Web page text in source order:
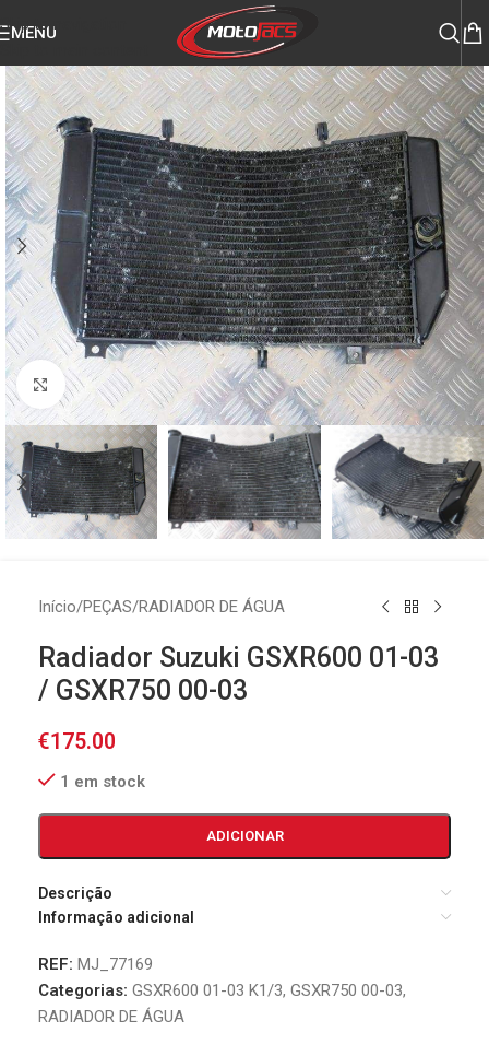
Skip to navigation
MENU
Click to enlarge
Início/PEÇAS/RADIADOR DE ÁGUA
Radiador Suzuki GSXR600 01-03
/ GSXR750 00-03
€175.00
1 em stock
ADICIONAR
Descrição
Informação adicional
REF: MJ_77169
Categorias: GSXR600 01-03 K1/3, GSXR750 00-03,
RADIADOR DE ÁGUA